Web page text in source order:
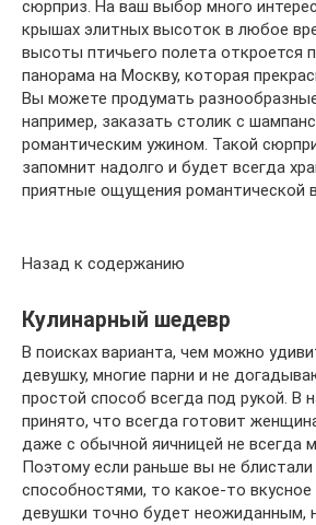
сюрприз. На ваш выбор много
крышах элитных высоток в любое
высоты птичьего полета откроется
панорама на Москву, которая
Вы можете продумать
например, заказать столик с
романтическим ужином. Такой
запомнит надолго и будет всегда
приятные ощущения романтической
Назад к содержанию
Кулинарный шедевр
В поисках варианта, чем можно
девушку, многие парни и не
простой способ всегда под рукой. В
принято, что всегда готовит
даже с обычной яичницей не всегда
Поэтому если раньше вы не
способностями, то какое-то
девушки точно будет неожиданным,